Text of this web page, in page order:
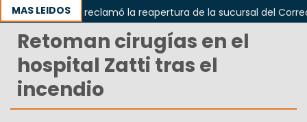
MAS LEIDOS
Odarda reclamó la reapertura de la sucursal del Correo
Retoman cirugías en el
hospital Zatti tras el
incendio